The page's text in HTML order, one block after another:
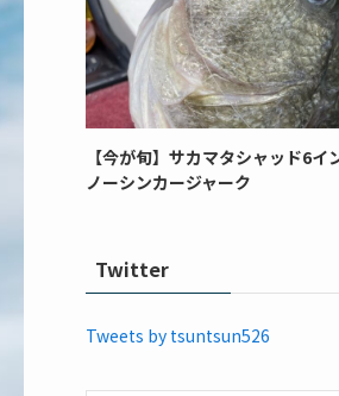
【今が旬】サカマタシャッド6イ
ノーシンカージャーク
Twitter
Tweets by tsuntsun526